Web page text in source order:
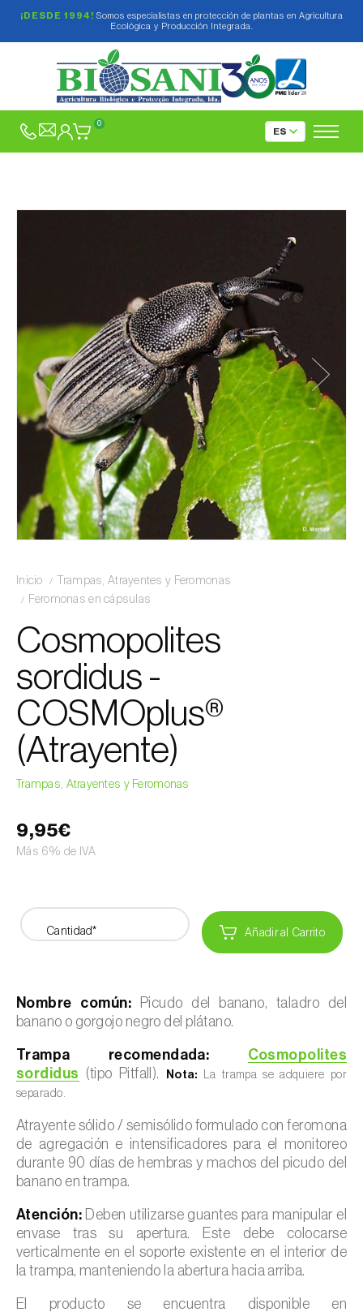
¡DESDE 1994! Somos especialistas en protección de plantas en Agricultura
Ecológica y Producción Integrada.
0
Inicio
Trampas, Atrayentes y Feromonas
Feromonas en cápsulas
Cosmopolites
sordidus -
COSMOplus®
(Atrayente)
Trampas, Atrayentes y Feromonas
9,95€
Más 6% de IVA
Cantidad* Añadir al Carrito
Nombre común: Picudo del banano, taladro del
banano o gorgojo negro del plátano.
Trampa recomendada:
Cosmopolites
sordidus (tipo Pitfall). Nota: La trampa se adquiere por
separado.
Atrayente sólido / semisólido formulado con feromona
de agregación e intensificadores para el monitoreo
durante 90 días de hembras y machos del picudo del
banano en trampa.
Atención: Deben utilizarse guantes para manipular el
envase tras su apertura. Este debe colocarse
verticalmente en el soporte existente en el interior de
la trampa, manteniendo la abertura hacia arriba.
El producto se encuentra disponible en